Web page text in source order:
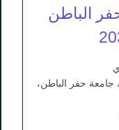
الباطن
جامعة حفر الباطن،